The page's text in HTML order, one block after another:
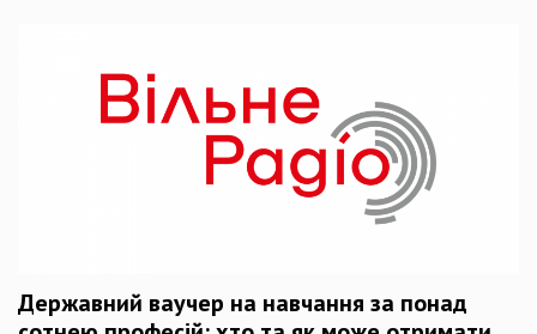
Державний ваучер на навчання за понад